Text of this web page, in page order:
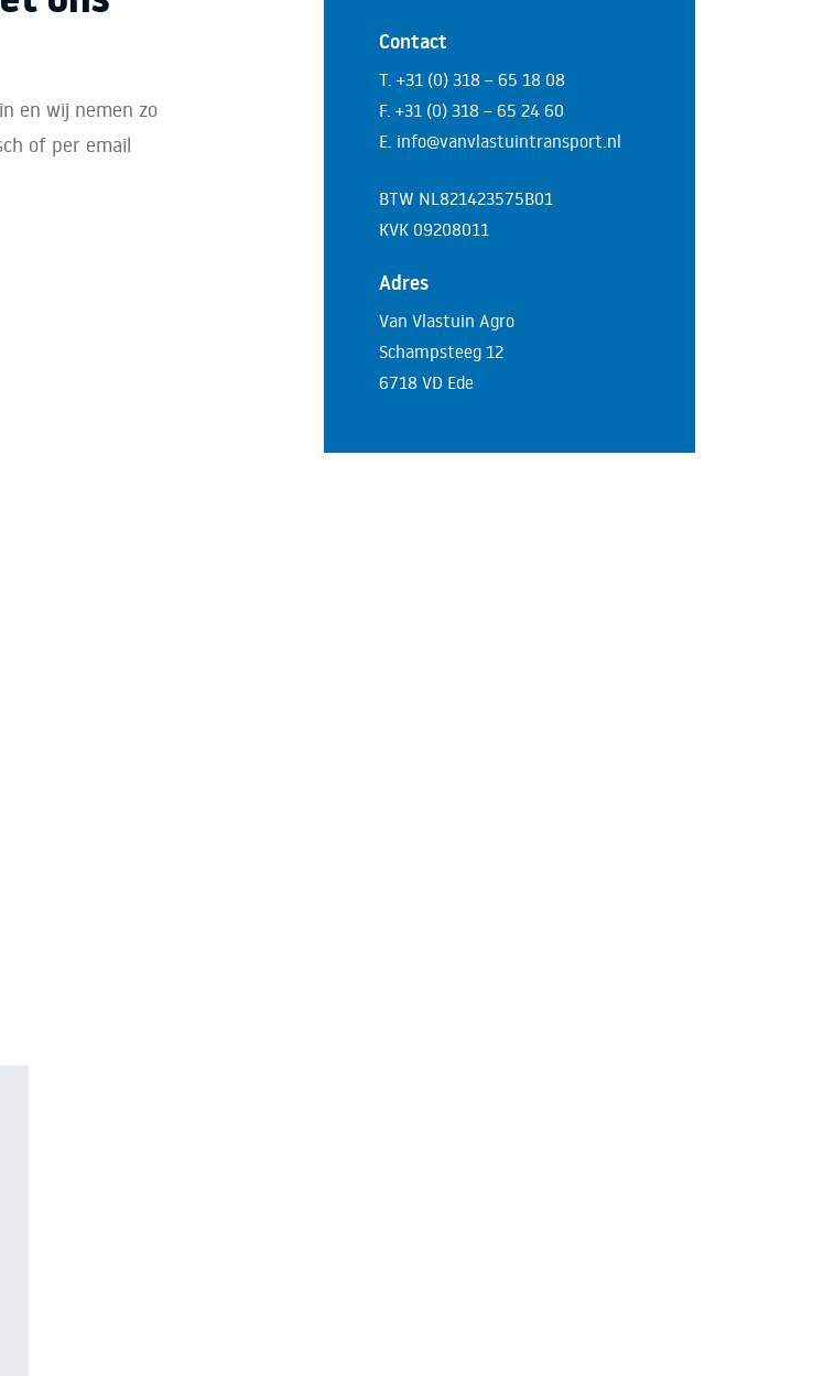
en wij nemen zo
of per email
Contact
T. +31 (0) 318 – 65 18 08
F. +31 (0) 318 – 65 24 60
E. info@vanvlastuintransport.nl
BTW NL821423575B01
KVK 09208011
Adres
Van Vlastuin Agro
Schampsteeg 12
6718 VD Ede